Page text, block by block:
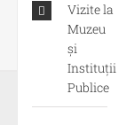
Vizite la
Muzeu
și
Instituții
Publice